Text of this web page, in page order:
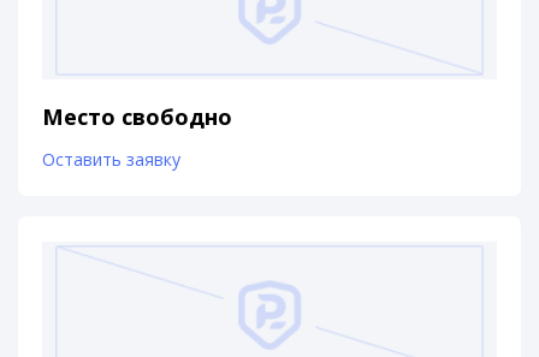
Место свободно
Оставить заявку